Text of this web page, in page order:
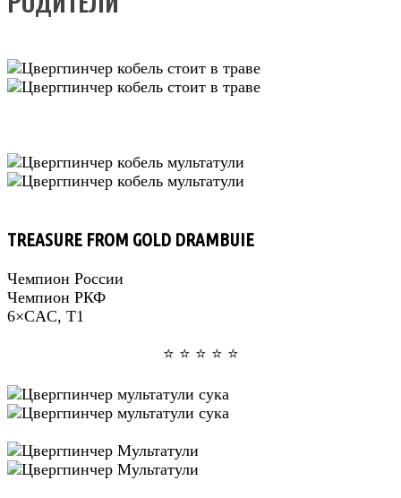
TREASURE FROM GOLD DRAMBUIE
Чемпион России
Чемпион РКФ
6×CAC, Т1
⭐️ ⭐️ ⭐️ ⭐️ ⭐️